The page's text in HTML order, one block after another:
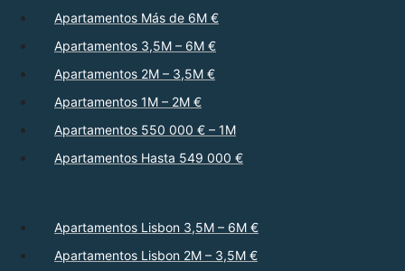
Apartamentos Más de 6M €
Apartamentos 3,5M – 6M €
Apartamentos 2M – 3,5M €
Apartamentos 1M – 2M €
Apartamentos 550 000 € – 1M
Apartamentos Hasta 549 000 €
Apartamentos Lisbon 3,5M – 6M €
Apartamentos Lisbon 2M – 3,5M €